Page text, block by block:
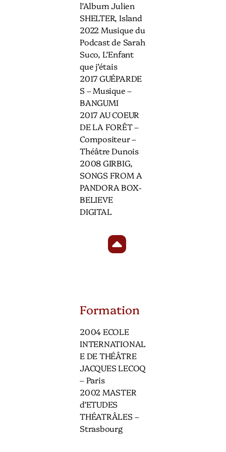
l’Album Julien
SHELTER, Island
2022 Musique du
Podcast de Sarah
Suco, L’Enfant
que j’étais
2017 GUÉPARDE
S – Musique –
BANGUMI
2017 AU COEUR
DE LA FORÊT –
Compositeur –
Théâtre Dunois
2008 GIRBIG,
SONGS FROM A
PANDORA BOX-
BELIEVE
DIGITAL
Formation
2004 ECOLE
INTERNATIONAL
E DE THÉÂTRE
JACQUES LECOQ
– Paris
2002 MASTER
d’ETUDES
THÉATRÂLES –
Strasbourg